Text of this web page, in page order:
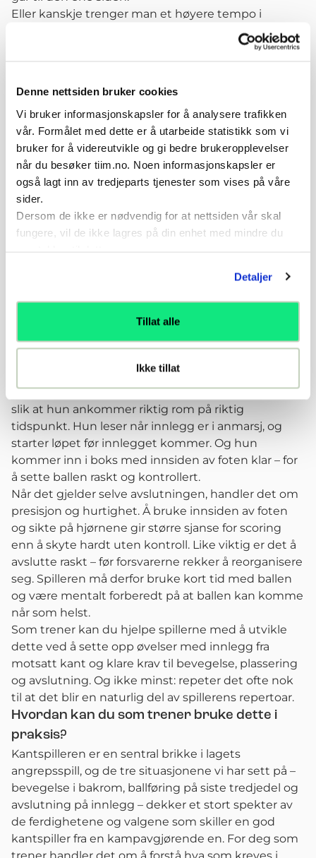
Denne nettsiden bruker cookies
Vi bruker informasjonskapsler for å analysere trafikken
vår. Formålet med dette er å utarbeide statistikk som vi
bruker for å videreutvikle og gi bedre brukeropplevelser
når du besøker tiim.no. Noen informasjonskapsler er
også lagt inn av tredjeparts tjenester som vises på våre
sider.
Dersom de ikke er nødvendig for at nettsiden vår skal
fungere, vil de ikke lagres på din enhet med mindre du
Detaljer
Tillat alle
Ikke tillat
Eller kanskje trenger man et høyere tempo i
gjennomføringen av finta. Dersom man får
forsvarsspilleren til å tro at man skal gå til venstre,
Treningsøvelser hvor kantspilleren får øve på å finne
ut om hun skal gå innover eller utover vil hjelpe
spilleren med å utvikle evnen til å gå både innover
og utover. Det er i disse øvingssituasjonene man
kan ha alle disse gode samtalene om valg og
utførelse.
Kantspilleren på motsatt side –
avslutningsstyrke og timing i boks
Mange kantspillere scorer få mål, men burde score
kraft og timing når ballen er på motsatt side.
ballen er på motsatt side, og kantspilleren må
bevege seg inn i boksen for å avslutte på innlegg.
Dette er et område mange kantspillere
ligger det store muligheter for å score mål.
For å lykkes må kantspilleren time bevegelsen sin
slik at hun ankommer riktig rom på riktig
tidspunkt. Hun leser når innlegg er i anmarsj, og
starter løpet før innlegget kommer. Og hun
kommer inn i boks med innsiden av foten klar – for
å sette ballen raskt og kontrollert.
Når det gjelder selve avslutningen, handler det om
presisjon og hurtighet. Å bruke innsiden av foten
og sikte på hjørnene gir større sjanse for scoring
enn å skyte hardt uten kontroll. Like viktig er det å
avslutte raskt – før forsvarerne rekker å reorganisere
seg. Spilleren må derfor bruke kort tid med ballen
og være mentalt forberedt på at ballen kan komme
når som helst.
Som trener kan du hjelpe spillerne med å utvikle
dette ved å sette opp øvelser med innlegg fra
motsatt kant og klare krav til bevegelse, plassering
og avslutning. Og ikke minst: repeter det ofte nok
til at det blir en naturlig del av spillerens repertoar.
Hvordan kan du som trener bruke dette i
praksis?
Kantspilleren er en sentral brikke i lagets
angrepsspill, og de tre situasjonene vi har sett på –
bevegelse i bakrom, ballføring på siste tredjedel og
avslutning på innlegg – dekker et stort spekter av
de ferdighetene og valgene som skiller en god
kantspiller fra en kampavgjørende en. For deg som